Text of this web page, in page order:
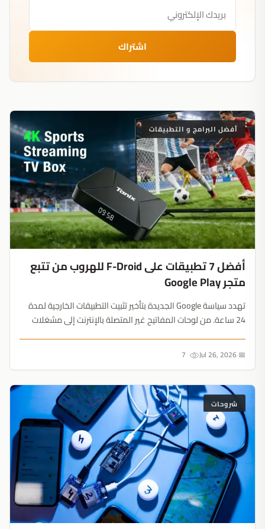
اشتراك
أفضل البرامج و التطبيقات
أفضل 7 تطبيقات على F-Droid للهروب من تتبع
متجر Google Play
تهدد سياسة Google الجديدة بتأخير تثبيت التطبيقات الخارجية لمدة
24 ساعة. من لوحات المفاتيح غير المتصلة بالإنترنت إلى مشغلات
📅 Jul 26, 2026
شروحات